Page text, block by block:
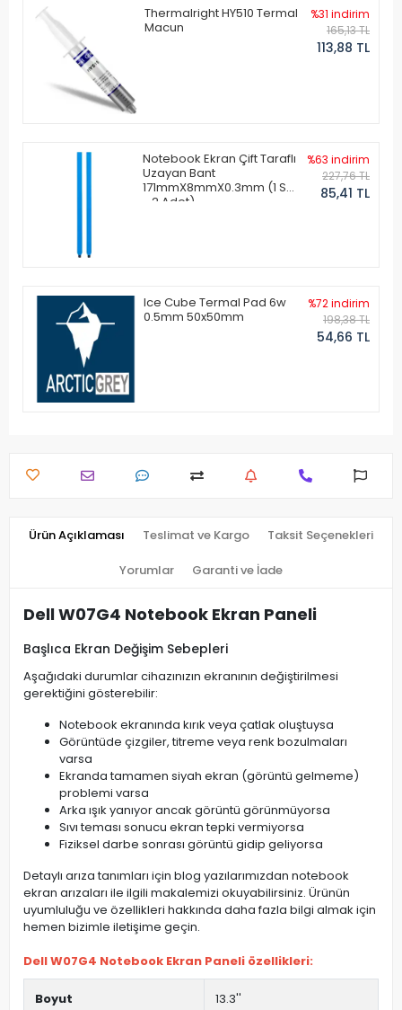
Thermalright HY510 Termal
Macun
%31 indirim
165,13 TL
113,88 TL
Notebook Ekran Çift Taraflı
Uzayan Bant
171mmX8mmX0.3mm (1 Set
- 2 Adet)
%63 indirim
227,76 TL
85,41 TL
Ice Cube Termal Pad 6w
0.5mm 50x50mm
%72 indirim
198,38 TL
54,66 TL
Ürün Açıklaması Teslimat ve Kargo Taksit Seçenekleri
Yorumlar Garanti ve İade
Dell W07G4 Notebook Ekran Paneli
Başlıca Ekran Değişim Sebepleri
Aşağıdaki durumlar cihazınızın ekranının değiştirilmesi
gerektiğini gösterebilir:
Notebook ekranında kırık veya çatlak oluştuysa
Görüntüde çizgiler, titreme veya renk bozulmaları
varsa
Ekranda tamamen siyah ekran (görüntü gelmeme)
problemi varsa
Arka ışık yanıyor ancak görüntü görünmüyorsa
Sıvı teması sonucu ekran tepki vermiyorsa
Fiziksel darbe sonrası görüntü gidip geliyorsa
Detaylı arıza tanımları için blog yazılarımızdan notebook
ekran arızaları ile ilgili makalemizi okuyabilirsiniz. Ürünün
uyumluluğu ve özellikleri hakkında daha fazla bilgi almak için
hemen bizimle iletişime geçin.
Dell W07G4 Notebook Ekran Paneli özellikleri:
Boyut 13.3''